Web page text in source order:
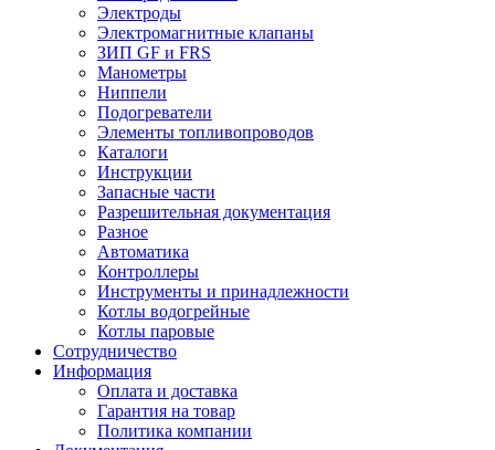
Электроды
Электромагнитные клапаны
ЗИП GF и FRS
Манометры
Ниппели
Подогреватели
Элементы топливопроводов
Каталоги
Инструкции
Запасные части
Разрешительная документация
Разное
Автоматика
Контроллеры
Инструменты и принадлежности
Котлы водогрейные
Котлы паровые
Сотрудничество
Информация
Оплата и доставка
Гарантия на товар
Политика компании